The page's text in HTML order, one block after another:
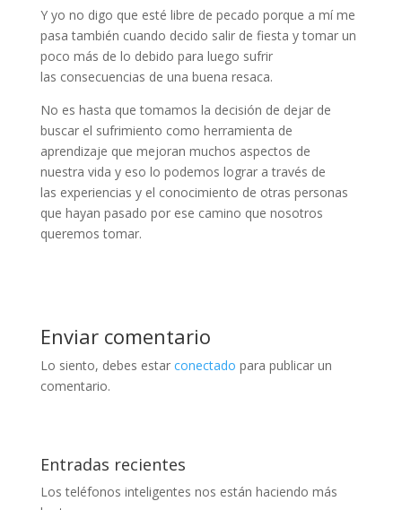
Y yo no digo que esté libre de pecado porque a mí me
pasa también cuando decido salir de fiesta y tomar un
poco más de lo debido para luego sufrir
las consecuencias de una buena resaca.
No es hasta que tomamos la decisión de dejar de
buscar el sufrimiento como herramienta de
aprendizaje que mejoran muchos aspectos de
nuestra vida y eso lo podemos lograr a través de
las experiencias y el conocimiento de otras personas
que hayan pasado por ese camino que nosotros
queremos tomar.
Enviar comentario
Lo siento, debes estar conectado para publicar un
comentario.
Entradas recientes
Los teléfonos inteligentes nos están haciendo más